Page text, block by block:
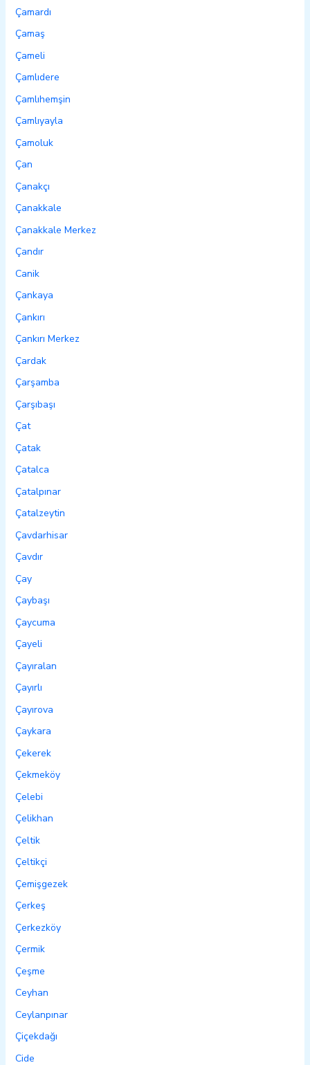
Çamardı
Çamaş
Çameli
Çamlıdere
Çamlıhemşin
Çamlıyayla
Çamoluk
Çan
Çanakçı
Çanakkale
Çanakkale Merkez
Çandır
Canik
Çankaya
Çankırı
Çankırı Merkez
Çardak
Çarşamba
Çarşıbaşı
Çat
Çatak
Çatalca
Çatalpınar
Çatalzeytin
Çavdarhisar
Çavdır
Çay
Çaybaşı
Çaycuma
Çayeli
Çayıralan
Çayırlı
Çayırova
Çaykara
Çekerek
Çekmeköy
Çelebi
Çelikhan
Çeltik
Çeltikçi
Çemişgezek
Çerkeş
Çerkezköy
Çermik
Çeşme
Ceyhan
Ceylanpınar
Çiçekdağı
Cide